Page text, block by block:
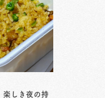
しき夜の持